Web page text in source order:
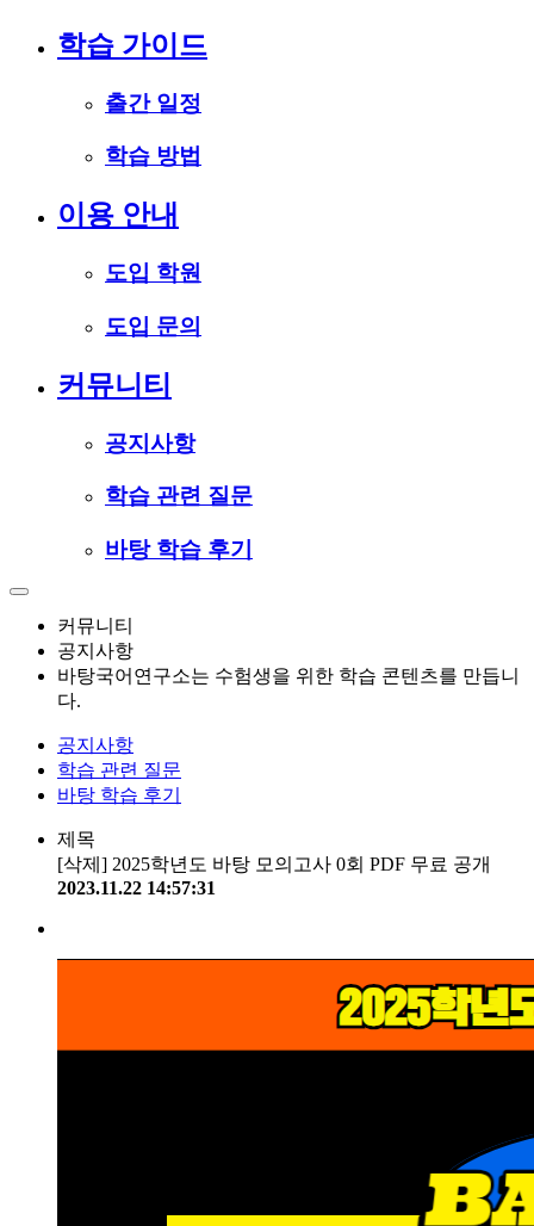
학습 가이드
출간 일정
학습 방법
이용 안내
도입 학원
도입 문의
커뮤니티
공지사항
학습 관련 질문
바탕 학습 후기
커뮤니티
공지사항
바탕국어연구소는 수험생을 위한 학습 콘텐츠를 만듭니
다.
공지사항
학습 관련 질문
바탕 학습 후기
제목
[삭제] 2025학년도 바탕 모의고사 0회 PDF 무료 공개
2023.11.22 14:57:31